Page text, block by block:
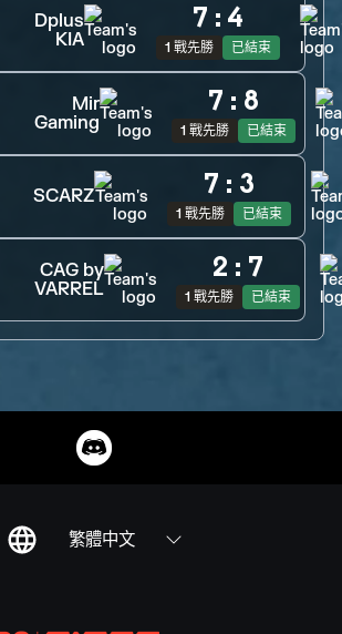
Dplus
KIA
7 : 4
1 戰先勝 已結束
Mir
Gaming
7 : 8
1 戰先勝 已結束
SCARZ 7 : 3
1 戰先勝 已結束
CAG by
VARREL
2 : 7
1 戰先勝 已結束
繁體中文